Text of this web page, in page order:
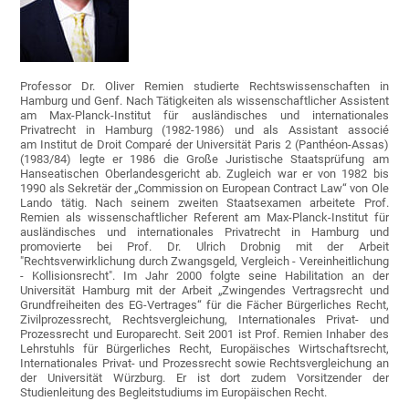
Professor Dr. Oliver Remien studierte Rechtswissenschaften in
Hamburg und Genf. Nach Tätigkeiten als wissenschaftlicher Assistent
am Max-Planck-Institut für ausländisches und internationales
Privatrecht in Hamburg (1982-1986) und als Assistant associé
am Institut de Droit Comparé der Universität Paris 2 (Panthéon-Assas)
(1983/84) legte er 1986 die Große Juristische Staatsprüfung am
Hanseatischen Oberlandesgericht ab. Zugleich war er von 1982 bis
1990 als Sekretär der „Commission on European Contract Law“ von Ole
Lando tätig. Nach seinem zweiten Staatsexamen arbeitete Prof.
Remien als wissenschaftlicher Referent am Max-Planck-Institut für
ausländisches und internationales Privatrecht in Hamburg und
promovierte bei Prof. Dr. Ulrich Drobnig mit der Arbeit
"Rechtsverwirklichung durch Zwangsgeld, Vergleich - Vereinheitlichung
- Kollisionsrecht". Im Jahr 2000 folgte seine Habilitation an der
Universität Hamburg mit der Arbeit „Zwingendes Vertragsrecht und
Grundfreiheiten des EG-Vertrages“ für die Fächer Bürgerliches Recht,
Zivilprozessrecht, Rechtsvergleichung, Internationales Privat- und
Prozessrecht und Europarecht. Seit 2001 ist Prof. Remien Inhaber des
Lehrstuhls für Bürgerliches Recht, Europäisches Wirtschaftsrecht,
Internationales Privat- und Prozessrecht sowie Rechtsvergleichung an
der Universität Würzburg. Er ist dort zudem Vorsitzender der
Studienleitung des Begleitstudiums im Europäischen Recht.